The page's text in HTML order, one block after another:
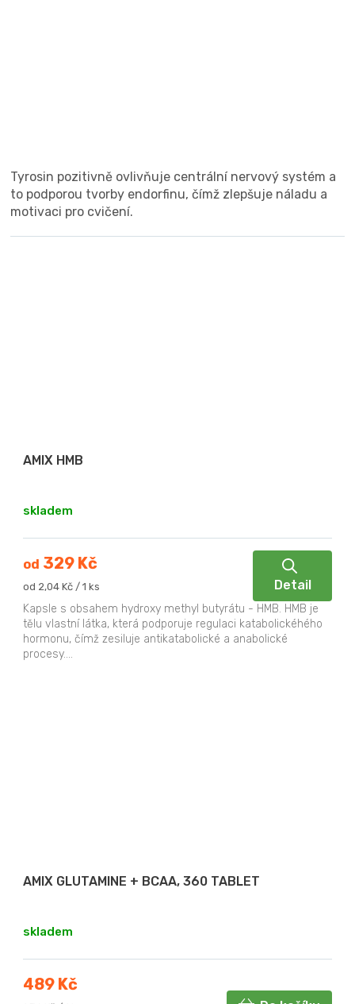
Tyrosin pozitivně ovlivňuje centrální nervový systém a
to podporou tvorby endorfinu, čímž zlepšuje náladu a
motivaci pro cvičení.
AMIX HMB
skladem
od 329 Kč
Měrná
od 2,04 Kč / 1 ks Detail
Kapsle s obsahem hydroxy methyl butyrátu - HMB. HMB je
tělu vlastní látka, která podporuje regulaci katabolickéhého
hormonu, čímž zesiluje antikatabolické a anabolické
procesy....
AMIX GLUTAMINE + BCAA, 360 TABLET
skladem
489 Kč